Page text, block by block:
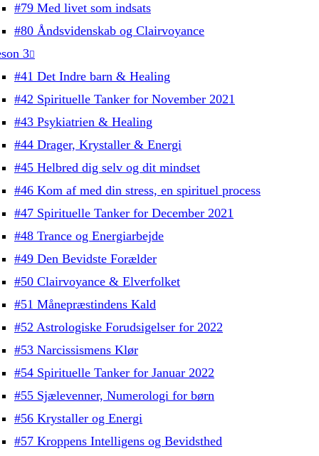
#79 Med livet som indsats
#80 Åndsvidenskab og Clairvoyance
3
#41 Det Indre barn & Healing
#42 Spirituelle Tanker for November 2021
#43 Psykiatrien & Healing
#44 Drager, Krystaller & Energi
#45 Helbred dig selv og dit mindset
#46 Kom af med din stress, en spirituel process
#47 Spirituelle Tanker for December 2021
#48 Trance og Energiarbejde
#49 Den Bevidste Forælder
#50 Clairvoyance & Elverfolket
#51 Månepræstindens Kald
#52 Astrologiske Forudsigelser for 2022
#53 Narcissismens Klør
#54 Spirituelle Tanker for Januar 2022
#55 Sjælevenner, Numerologi for børn
#56 Krystaller og Energi
#57 Kroppens Intelligens og Bevidsthed